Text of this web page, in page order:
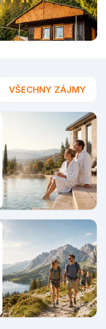
VŠECHNY ZÁJMY